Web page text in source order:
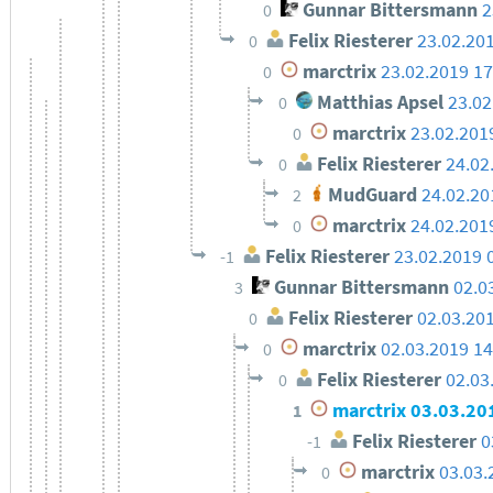
0 Gunnar Bittersmann
0 Felix Riesterer
0 marctrix23.02.2019
0 Matthias Apsel
0 marctrix
0 Felix Riesterer
2 MudGuard
0 marctrix
-1 Felix Riesterer 23.02.2019
3 Gunnar Bittersmann
0 Felix Riesterer
0 marctrix02.03.2019
0 Felix Riesterer
1 marctrix
-1 Felix Riesterer
0 marctrix